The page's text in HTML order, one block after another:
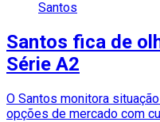
Santos
Santos fica de
Série A2
O Santos monitora
opções de mercado com